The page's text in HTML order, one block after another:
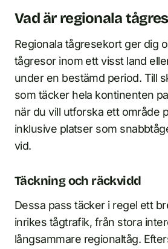
Vad är regionala
Regionala tågresekort ger dig
tågresor inom ett visst land
under en bestämd period. Till
som täcker hela kontinenten
när du vill utforska ett område
inklusive platser som
vid.
Täckning och räckvidd
Dessa pass täcker i regel ett
inrikes tågtrafik, från stora
långsammare regionaltåg.